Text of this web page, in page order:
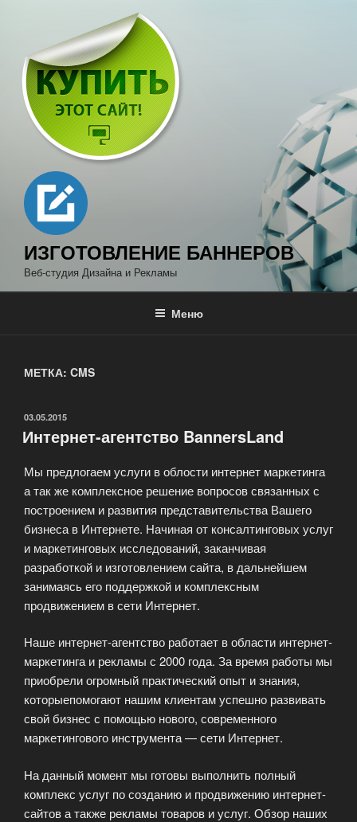
содержимому
ИЗГОТОВЛЕНИЕ БАННЕРОВ
Веб-студия Дизайна и Рекламы
Меню
МЕТКА: CMS
ОПУБЛИКОВАНО
03.05.2015
Интернет-агентство BannersLand
Мы предлогаем услуги в облости интернет маркетинга
а так же комплексное решение вопросов связанных с
построением и развития представительства Вашего
бизнеса в Интернете. Начиная от консалтинговых услуг
и маркетинговых исследований, заканчивая
разработкой и изготовлением сайта, в дальнейшем
занимаясь его поддержкой и комплексным
продвижением в сети Интернет.
Наше интернет-агентство работает в области интернет-
маркетинга и рекламы с 2000 года. За время работы мы
приобрели огромный практический опыт и знания,
которыепомогают нашим клиентам успешно развивать
свой бизнес с помощью нового, современного
маркетингового инструмента — сети Интернет.
На данный момент мы готовы выполнить полный
комплекс услуг по созданию и продвижению интернет-
сайтов а также рекламы товаров и услуг. Обзор наших